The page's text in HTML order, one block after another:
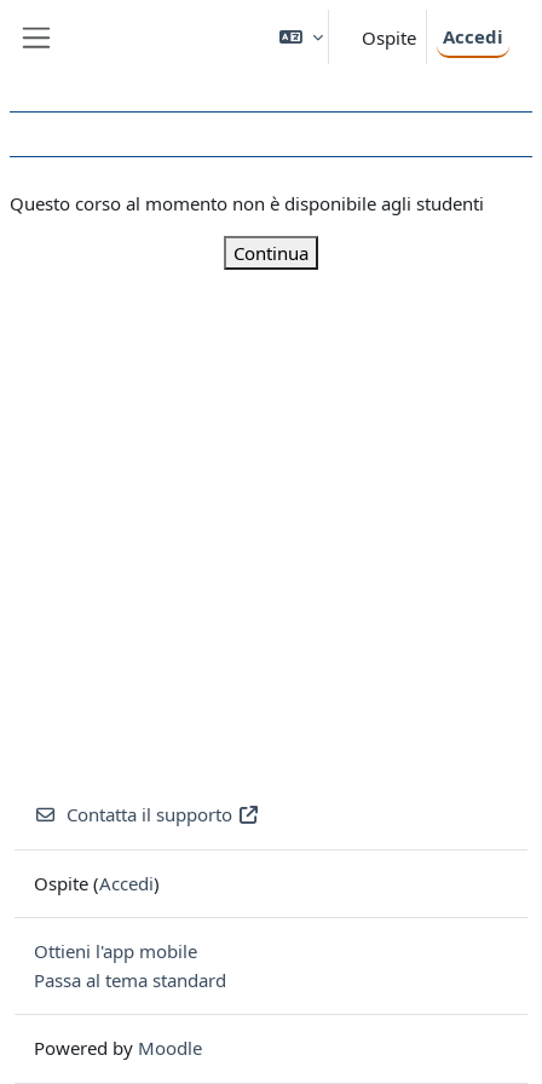
Ospite Accedi
Questo corso al momento non è disponibile agli studenti
Continua
Contatta il supporto
Ospite (Accedi)
Ottieni l'app mobile
Passa al tema standard
Powered by Moodle